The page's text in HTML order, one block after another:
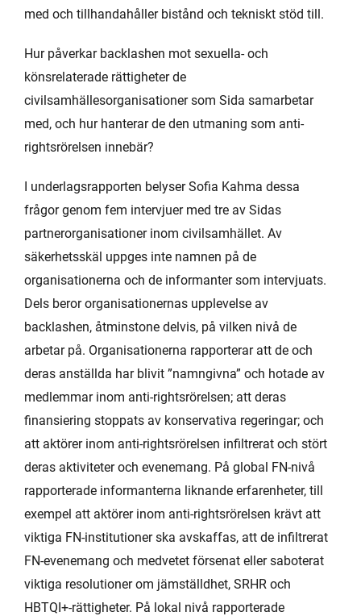
med och tillhandahåller bistånd och tekniskt stöd till.
Hur påverkar backlashen mot sexuella- och
könsrelaterade rättigheter de
civilsamhällesorganisationer som Sida samarbetar
med, och hur hanterar de den utmaning som anti-
rightsrörelsen innebär?
I underlagsrapporten belyser Sofia Kahma dessa
frågor genom fem intervjuer med tre av Sidas
partnerorganisationer inom civilsamhället. Av
säkerhetsskäl uppges inte namnen på de
organisationerna och de informanter som intervjuats.
Dels beror organisationernas upplevelse av
backlashen, åtminstone delvis, på vilken nivå de
arbetar på. Organisationerna rapporterar att de och
deras anställda har blivit ”namngivna” och hotade av
medlemmar inom anti-rightsrörelsen; att deras
finansiering stoppats av konservativa regeringar; och
att aktörer inom anti-rightsrörelsen infiltrerat och stört
deras aktiviteter och evenemang. På global FN-nivå
rapporterade informanterna liknande erfarenheter, till
exempel att aktörer inom anti-rightsrörelsen krävt att
viktiga FN-institutioner ska avskaffas, att de infiltrerat
FN-evenemang och medvetet försenat eller saboterat
viktiga resolutioner om jämställdhet, SRHR och
HBTQI+-rättigheter. På lokal nivå rapporterade